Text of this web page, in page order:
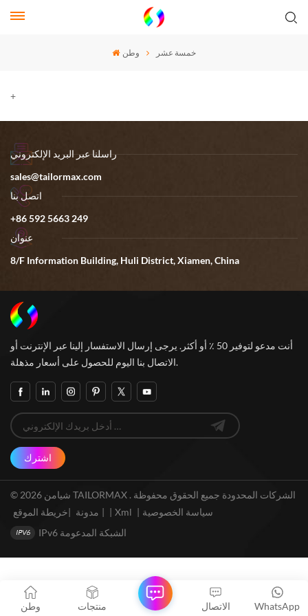
وطن خمسة عشر
+
راسلنا عبر البريد الإلكتروني
sales@tailormax.com
اتصل بنا
+86 592 5663 249
عنوان
8/F Information Building, Huli District, Xiamen, China
أنت مدعو لتوفير 50 ٪ أو أكثر. يرجى إرسال الاستفسار إلينا عبر الإنترنت أو
الاتصال بنا اليوم للحصول على أسعار مذهلة.
اشترك
© 2026 شيامن TAILORMAX الشركات المحدودة جميع الحقوق محفوظة .
| مدونة | | Xml | سياسة الخصوصية
IPv6 الشبكة المدعومة
وطن منتجات WhatsApp الاتصال